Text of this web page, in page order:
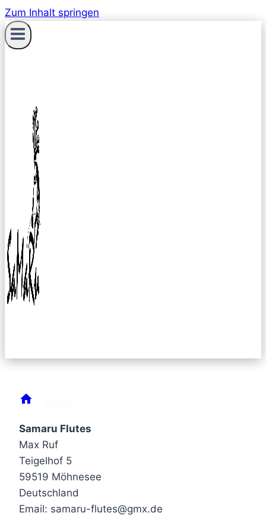
Zum Inhalt springen
Samaru Flutes
Max Ruf
Teigelhof 5
59519 Möhnesee
Deutschland
Email: samaru-flutes@gmx.de